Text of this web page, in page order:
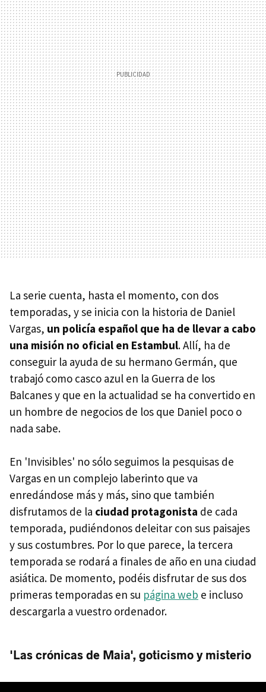
La serie cuenta, hasta el momento, con dos
temporadas, y se inicia con la historia de Daniel
Vargas, un policía español que ha de llevar a cabo
una misión no oficial en Estambul. Allí, ha de
conseguir la ayuda de su hermano Germán, que
trabajó como casco azul en la Guerra de los
Balcanes y que en la actualidad se ha convertido en
un hombre de negocios de los que Daniel poco o
nada sabe.
En 'Invisibles' no sólo seguimos la pesquisas de
Vargas en un complejo laberinto que va
enredándose más y más, sino que también
disfrutamos de la ciudad protagonista de cada
temporada, pudiéndonos deleitar con sus paisajes
y sus costumbres. Por lo que parece, la tercera
temporada se rodará a finales de año en una ciudad
asiática. De momento, podéis disfrutar de sus dos
primeras temporadas en su página web e incluso
descargarla a vuestro ordenador.
'Las crónicas de Maia', goticismo y misterio